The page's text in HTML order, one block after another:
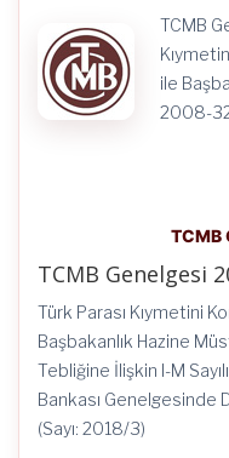
TCMB
ile
2008-
TCMB
TCMB Genelgesi
Türk Parası Kıymetini
Başbakanlık Hazine
Tebliğine İlişkin I-M
Bankası Genelgesinde
(Sayı: 2018/3)